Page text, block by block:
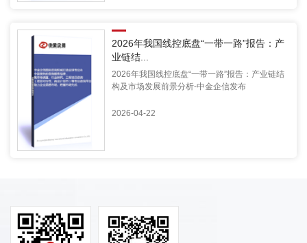
2026年我国线控底盘“一带一路”报告：产
业链结...
2026年我国线控底盘“一带一路”报告：产业链结
构及市场发展前景分析-中金企信发布
2026-04-22